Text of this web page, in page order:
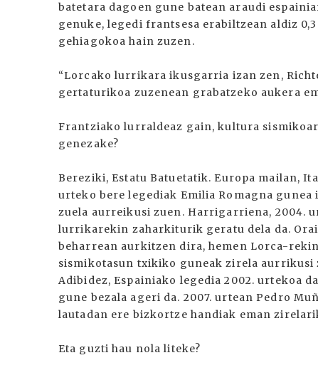
batetara dagoen gune batean araudi
genuke, legedi frantsesa erabiltzean aldiz
gehiagokoa hain zuzen.
“Lorcako lurrikara ikusgarria izan zen,
gertaturikoa zuzenean grabatzeko aukera
Frantziako lurraldeaz gain, kultura
genezake?
Bereziki, Estatu Batuetatik. Europa mailan,
urteko bere legediak Emilia Romagna
zuela aurreikusi zuen. Harrigarriena, 2004.
lurrikarekin zaharkiturik geratu dela da.
beharrean aurkitzen dira, hemen Lorca-
sismikotasun txikiko guneak zirela aurrikusi
Adibidez, Espainiako legedia 2002. urtekoa
gune bezala ageri da. 2007. urtean Pedro
lautadan ere bizkortze handiak eman
Eta guzti hau nola liteke?